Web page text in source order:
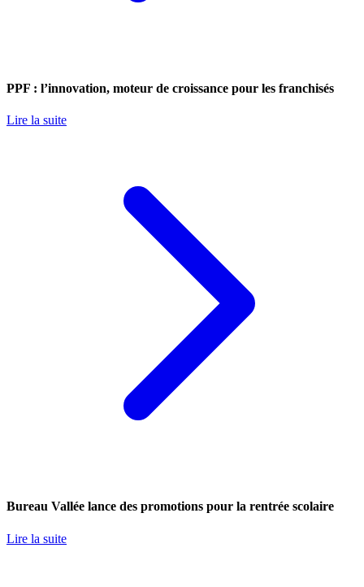
PPF : l’innovation, moteur de croissance pour les franchisés
Lire la suite
Bureau Vallée lance des promotions pour la rentrée scolaire
Lire la suite